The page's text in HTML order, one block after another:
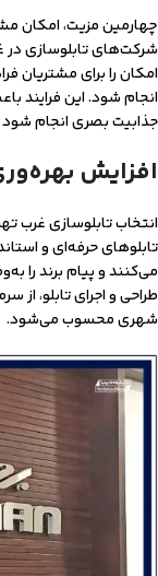
چهارمین مزیت، امکان
شرکت‌های تابلوسازی در
امکان را برای مشتریان
انجام شود. این فرایند
جذابیت بصری انجام
افزایش
انتخاب تابلوسازی غرب
تابلوهای حرفه‌ای و
می‌کنند و پیام برند را
طراحی و اجرای تابلو،
شهری محسوب می‌شود.